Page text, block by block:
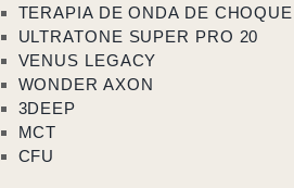
TERAPIA DE ONDA DE CHOQUE
ULTRATONE SUPER PRO 20
VENUS LEGACY
WONDER AXON
3DEEP
MCT
CFU